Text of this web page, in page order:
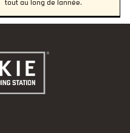
tout au long de lannée.